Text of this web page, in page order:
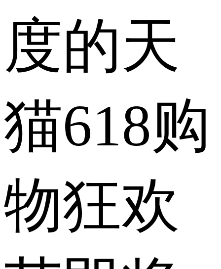
度的天
猫618购
物狂欢